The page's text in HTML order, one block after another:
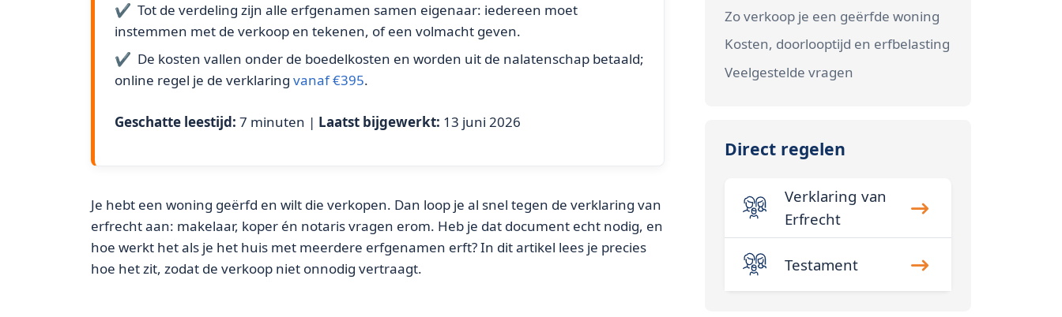
Tot de verdeling zijn alle erfgenamen samen eigenaar: iedereen moet
instemmen met de verkoop en tekenen, of een volmacht geven.
De kosten vallen onder de boedelkosten en worden uit de nalatenschap betaald;
online regel je de verklaring vanaf €395.
Geschatte leestijd: 7 minuten | Laatst bijgewerkt: 13 juni 2026
Je hebt een woning geërfd en wilt die verkopen. Dan loop je al snel tegen de verklaring van
erfrecht aan: makelaar, koper én notaris vragen erom. Heb je dat document echt nodig, en
hoe werkt het als je het huis met meerdere erfgenamen erft? In dit artikel lees je precies
hoe het zit, zodat de verkoop niet onnodig vertraagt.
Zo verkoop je een geërfde woning
Kosten, doorlooptijd en erfbelasting
Veelgestelde vragen
Direct regelen
Verklaring van
Erfrecht
Testament